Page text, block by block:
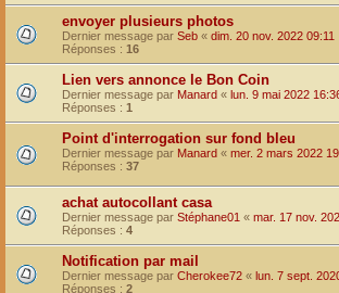
envoyer plusieurs photos
Dernier message par Seb « dim. 20 nov. 2022 09:11
Réponses : 16
Lien vers annonce le Bon Coin
Dernier message par Manard « lun. 9 mai 2022
Réponses : 1
Point d'interrogation sur fond bleu
Dernier message par Manard « mer. 2 mars 2022
Réponses : 37
achat autocollant casa
Dernier message par Stéphane01 « mar. 17 nov.
Réponses : 4
Notification par mail
Dernier message par Cherokee72 « lun. 7 sept.
Réponses : 2